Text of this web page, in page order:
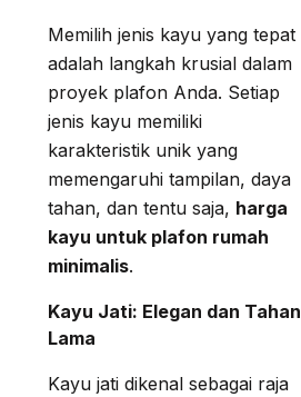
Memilih jenis kayu yang tepat
adalah langkah krusial dalam
proyek plafon Anda. Setiap
jenis kayu memiliki
karakteristik unik yang
memengaruhi tampilan, daya
tahan, dan tentu saja, harga
kayu untuk plafon rumah
minimalis.
Kayu Jati: Elegan dan Tahan
Lama
Kayu jati dikenal sebagai raja